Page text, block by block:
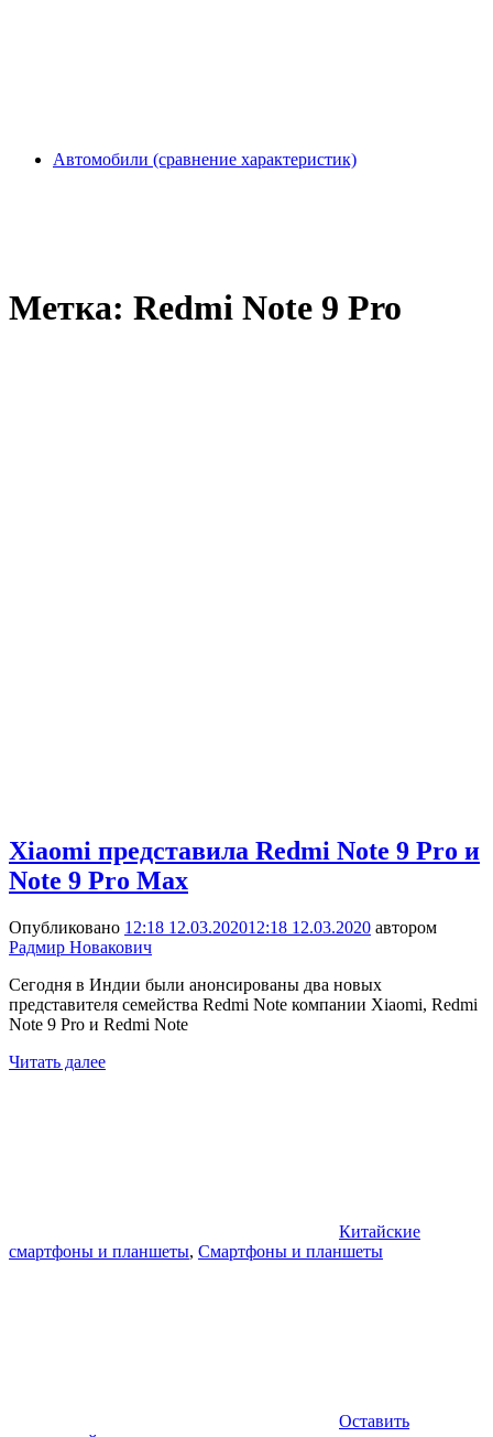
Автомобили (сравнение характеристик)
Метка: Redmi Note 9 Pro
Xiaomi представила Redmi Note 9 Pro и
Note 9 Pro Max
Опубликовано 12:18 12.03.202012:18 12.03.2020 автором
Радмир Новакович
Сегодня в Индии были анонсированы два новых
представителя семейства Redmi Note компании Xiaomi, Redmi
Note 9 Pro и Redmi Note
Читать далее
Китайские
смартфоны и планшеты, Смартфоны и планшеты
Оставить